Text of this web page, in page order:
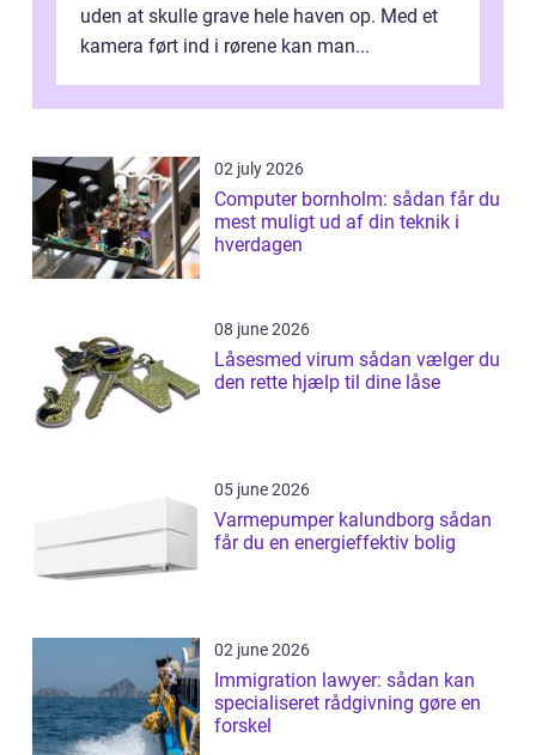
uden at skulle grave hele haven op. Med et
kamera ført ind i rørene kan man...
02 july 2026
Computer bornholm: sådan får du
mest muligt ud af din teknik i
hverdagen
08 june 2026
Låsesmed virum sådan vælger du
den rette hjælp til dine låse
05 june 2026
Varmepumper kalundborg sådan
får du en energieffektiv bolig
02 june 2026
Immigration lawyer: sådan kan
specialiseret rådgivning gøre en
forskel